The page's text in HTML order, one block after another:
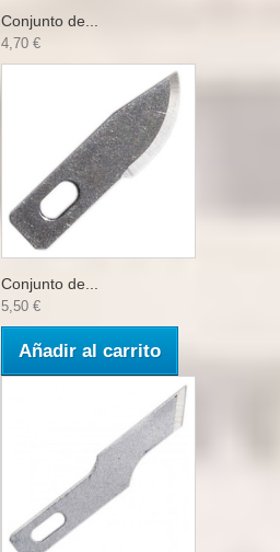
Conjunto de...
4,70 €
Conjunto de...
5,50 €
Añadir al carrito